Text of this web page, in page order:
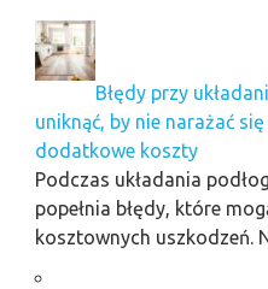
Błędy przy
uniknąć, by nie narażać
dodatkowe koszty
Podczas układania
popełnia błędy, które
kosztownych uszkodzeń.